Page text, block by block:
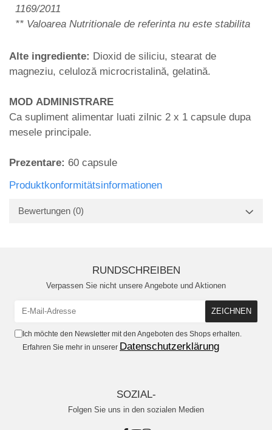
1169/2011
** Valoarea Nutritionale de referinta nu este stabilita
Alte ingrediente: Dioxid de siliciu, stearat de
magneziu, celuloză microcristalină, gelatină.
MOD ADMINISTRARE
Ca supliment alimentar luati zilnic 2 x 1 capsule dupa
mesele principale.
Prezentare: 60 capsule
Produktkonformitätsinformationen
Bewertungen (0)
RUNDSCHREIBEN
Verpassen Sie nicht unsere Angebote und Aktionen
Ich möchte den Newsletter mit den Angeboten des Shops erhalten.
Erfahren Sie mehr in unserer Datenschutzerklärung
SOZIAL-
Folgen Sie uns in den sozialen Medien